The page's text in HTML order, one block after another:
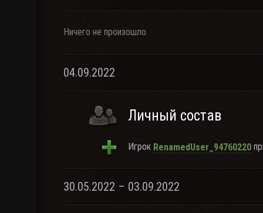
Ничего не произошло
04.09.2022
Личный состав
Игрок RenamedUser_94760220
30.05.2022 – 03.09.2022